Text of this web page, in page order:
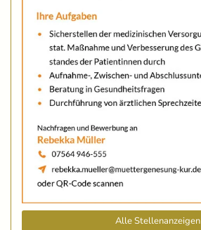
Alle Stellenanzeigen